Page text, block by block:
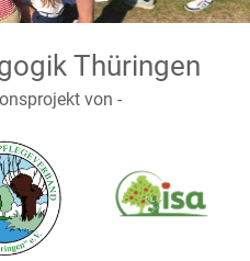
Thüringen
von -